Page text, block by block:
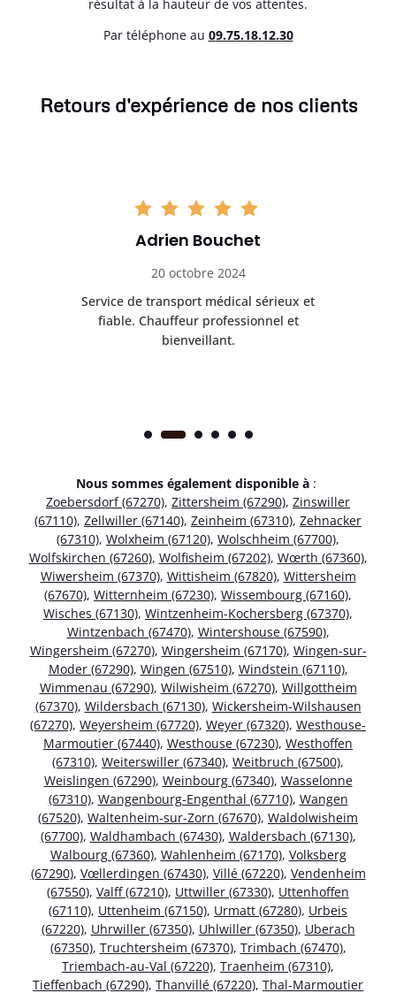
résultat à la hauteur de vos attentes.
Par téléphone au 09.75.18.12.30
Retours d'expérience de nos clients
Adrien Bouchet
20 octobre 2024
Service de transport médical sérieux et
fiable. Chauffeur professionnel et
bienveillant.
Nous sommes également disponible à :
Zoebersdorf (67270), Zittersheim (67290), Zinswiller
(67110), Zellwiller (67140), Zeinheim (67310), Zehnacker
(67310), Wolxheim (67120), Wolschheim (67700),
Wolfskirchen (67260), Wolfisheim (67202), Wœrth (67360),
Wiwersheim (67370), Wittisheim (67820), Wittersheim
(67670), Witternheim (67230), Wissembourg (67160),
Wisches (67130), Wintzenheim-Kochersberg (67370),
Wintzenbach (67470), Wintershouse (67590),
Wingersheim (67270), Wingersheim (67170), Wingen-sur-
Moder (67290), Wingen (67510), Windstein (67110),
Wimmenau (67290), Wilwisheim (67270), Willgottheim
(67370), Wildersbach (67130), Wickersheim-Wilshausen
(67270), Weyersheim (67720), Weyer (67320), Westhouse-
Marmoutier (67440), Westhouse (67230), Westhoffen
(67310), Weiterswiller (67340), Weitbruch (67500),
Weislingen (67290), Weinbourg (67340), Wasselonne
(67310), Wangenbourg-Engenthal (67710), Wangen
(67520), Waltenheim-sur-Zorn (67670), Waldolwisheim
(67700), Waldhambach (67430), Waldersbach (67130),
Walbourg (67360), Wahlenheim (67170), Volksberg
(67290), Vœllerdingen (67430), Villé (67220), Vendenheim
(67550), Valff (67210), Uttwiller (67330), Uttenhoffen
(67110), Uttenheim (67150), Urmatt (67280), Urbeis
(67220), Uhrwiller (67350), Uhlwiller (67350), Uberach
(67350), Truchtersheim (67370), Trimbach (67470),
Triembach-au-Val (67220), Traenheim (67310),
Tieffenbach (67290), Thanvillé (67220), Thal-Marmoutier